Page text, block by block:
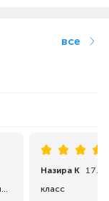
все
Брал младшему брату, ему пойдет главное интернет и звонит чтобы. Огромный плюс это батарейку хватает на долго...
Назира К
класс